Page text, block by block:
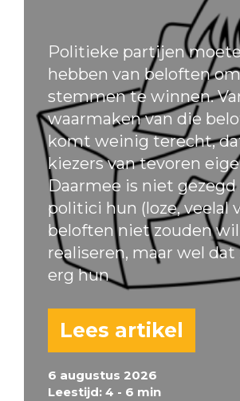
6 augustus 2026
Leestijd: 4 - 6 min
Politieke partijen
hebben van beloften om
stemmen te winnen.
waarmaken van die
komt weinig terecht,
kiezers van tevoren
Daarmee is niet
politici hun (loze, veelal
beloften niet zouden
realiseren, maar wel
erg hun
Lees artikel